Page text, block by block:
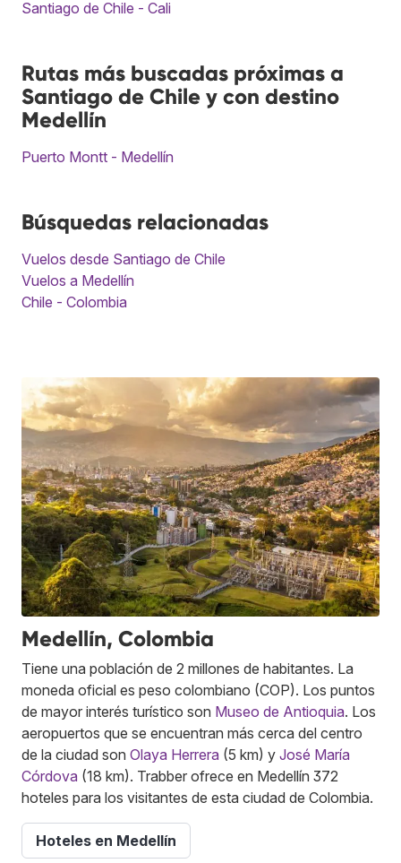
Santiago de Chile - Cali
Rutas más buscadas próximas a
Santiago de Chile y con destino
Medellín
Puerto Montt - Medellín
Búsquedas relacionadas
Vuelos desde Santiago de Chile
Vuelos a Medellín
Chile - Colombia
Medellín, Colombia
Tiene una población de 2 millones de habitantes. La
moneda oficial es peso colombiano (COP). Los puntos
de mayor interés turístico son Museo de Antioquia. Los
aeropuertos que se encuentran más cerca del centro
de la ciudad son Olaya Herrera (5 km) y José María
Córdova (18 km). Trabber ofrece en Medellín 372
hoteles para los visitantes de esta ciudad de Colombia.
Hoteles en Medellín